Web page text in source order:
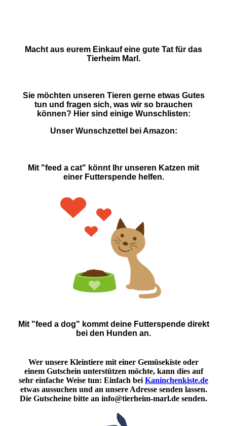
Macht aus eurem Einkauf eine gute Tat für das
Tierheim Marl.
Sie möchten unseren Tieren gerne etwas Gutes
tun und fragen sich, was wir so brauchen
können? Hier sind einige Wunschlisten:
Unser Wunschzettel bei Amazon:
Mit "feed a cat" könnt Ihr unseren Katzen mit
einer Futterspende helfen.
Mit "feed a dog" kommt deine Futterspende direkt
bei den Hunden an.
Wer unsere Kleintiere mit einer Gemüsekiste oder
einem Gutschein unterstützen möchte, kann dies auf
sehr einfache Weise tun: Einfach bei Kaninchenkiste.de
etwas aussuchen und an unsere Adresse senden lassen.
Die Gutscheine bitte an info@tierheim-marl.de senden.